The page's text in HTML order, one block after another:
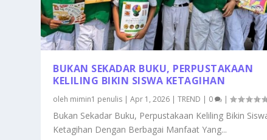
BUKAN SEKADAR BUKU, PERPUSTAKAAN
KELILING BIKIN SISWA KETAGIHAN
oleh mimin1 penulis |Apr 1, 2026 |TREND | 0 |
Bukan Sekadar Buku, Perpustakaan Keliling Bikin
Ketagihan Dengan Berbagai Manfaat Yang...